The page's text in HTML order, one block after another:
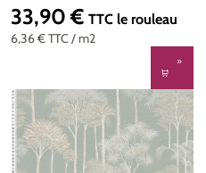
6,36 €TTC / m2
Prix régulier :
33,90 € TTC le rouleau